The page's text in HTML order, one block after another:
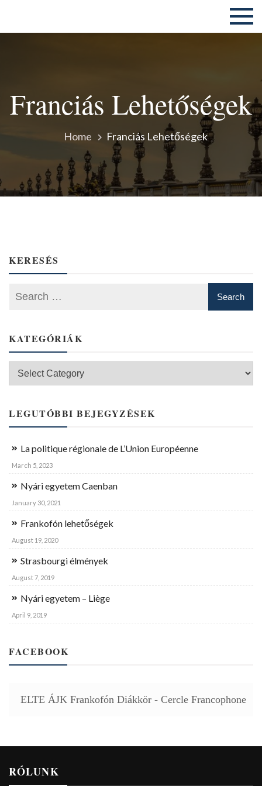
Franciás Lehetőségek
Home Franciás Lehetőségek
KERESÉS
KATEGÓRIÁK
Kategóriák
LEGUTÓBBI BEJEGYZÉSEK
La politique régionale de L’Union Européenne
March 5, 2023
Nyári egyetem Caenban
January 30, 2021
Frankofón lehetőségek
August 19, 2020
Strasbourgi élmények
August 7, 2019
Nyári egyetem – Liège
April 9, 2019
FACEBOOK
ELTE ÁJK Frankofón Diákkör - Cercle Francophone
RÓLUNK